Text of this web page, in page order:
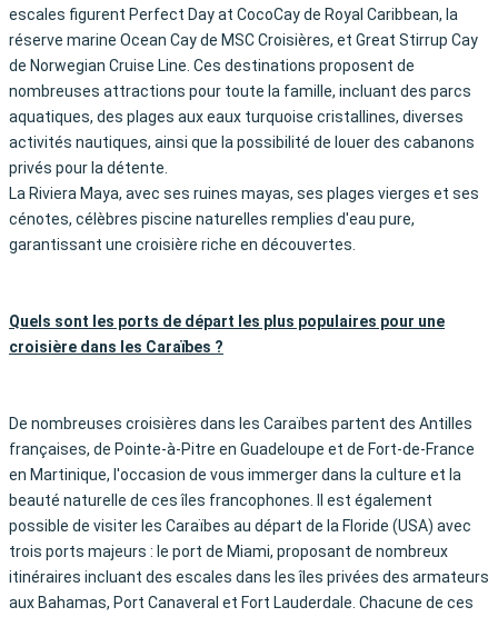
escales figurent Perfect Day at CocoCay de Royal Caribbean, la
réserve marine Ocean Cay de MSC Croisières, et Great Stirrup Cay
de Norwegian Cruise Line. Ces destinations proposent de
nombreuses attractions pour toute la famille, incluant des parcs
aquatiques, des plages aux eaux turquoise cristallines, diverses
activités nautiques, ainsi que la possibilité de louer des cabanons
privés pour la détente.
La Riviera Maya, avec ses ruines mayas, ses plages vierges et ses
cénotes, célèbres piscine naturelles remplies d'eau pure,
garantissant une croisière riche en découvertes.
Quels sont les ports de départ les plus populaires pour une
croisière dans les Caraïbes ?
De nombreuses croisières dans les Caraïbes partent des Antilles
françaises, de Pointe-à-Pitre en Guadeloupe et de Fort-de-France
en Martinique, l'occasion de vous immerger dans la culture et la
beauté naturelle de ces îles francophones. Il est également
possible de visiter les Caraïbes au départ de la Floride (USA) avec
trois ports majeurs : le port de Miami, proposant de nombreux
itinéraires incluant des escales dans les îles privées des armateurs
aux Bahamas, Port Canaveral et Fort Lauderdale. Chacune de ces